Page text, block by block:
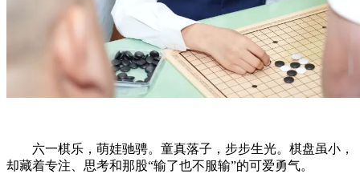
六一棋乐，萌娃驰骋。童真落子，步步生光。棋盘虽小，
却藏着专注、思考和那股“输了也不服输”的可爱勇气。